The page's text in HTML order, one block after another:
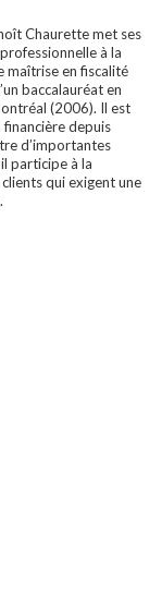
Chaurette met ses
à la
maîtrise en fiscalité
baccalauréat en
(2006). Il est
depuis
d’importantes
participe à la
qui exigent une